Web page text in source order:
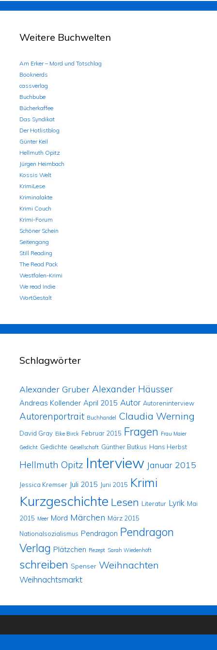
Weitere Buchwelten
Am Erker – Mord und Totschlag
Booknerds
cassverlag
Buchbube
Bücherkaffee
Das Syndikat
Der Hotlistblog
Günter Keil
Hellmuth Opitz
Jürgen Heimbach
Kossis Welt
KrimiLese
Kriminalakte
Krimi Couch
Krimi-Forum
Schöner Schein
Seitengang
Still Reading
The Read Pack
Westfalen-Krimi
We read Indie
WortGestalt
Schlagwörter
Alexander Gruber Alexander Häusser
Andreas Kollender April 2015 Autor Autoreninterview
Autorenportrait Buchhandel Claudia Werning
David Gray Eike Birck Februar 2015 Fragen Frau Maier
Gedicht Gedichte Gesellschaft Günther Butkus Hans Herbst
Hellmuth Opitz Interview Januar 2015
Jessica Kremser Juli 2015 Juni 2015 Krimi
Kurzgeschichte Lesen Literatur Lyrik Mai
2015 Meer Mord Märchen März 2015
Nationalsozialismus Pendragon Pendragon
Verlag Plätzchen Rezept Sarah Wiedenhöft
schreiben Spenser Weihnachten
Weihnachtsmarkt